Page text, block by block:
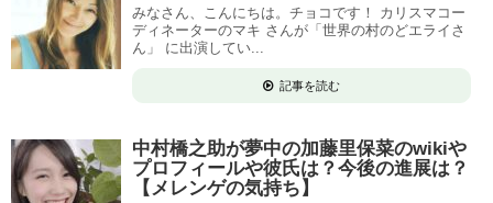
みなさん、こんにちは。チョコです！ カリスマコー
ディネーターのマキ さんが「世界の村のどエライさ
ん」 に出演してい...
記事を読む
中村橋之助が夢中の加藤里保菜のwikiや
プロフィールや彼氏は？今後の進展は？
【メレンゲの気持ち】